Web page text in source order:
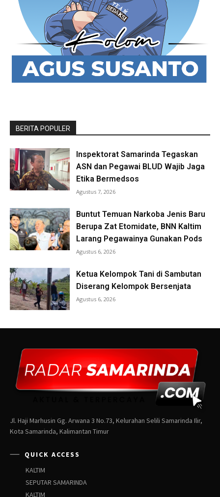
Jl. Haji Marhusin Gg. Arwana 3 No.73, Kelurahan Selili Samarinda Ilir,
Kota Samarinda, Kalimantan Timur
QUICK ACCESS
KALTIM
SEPUTAR SAMARINDA
KALTIM